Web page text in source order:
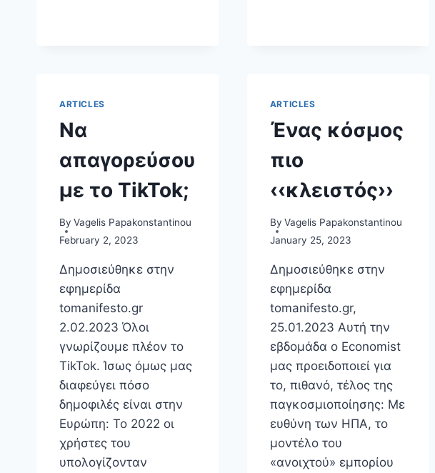
ARTICLES
Να
απαγορεύσου
με το TikTok;
By Vagelis Papakonstantinou
February 2, 2023
Δημοσιεύθηκε στην
εφημερίδα
tomanifesto.gr
2.02.2023 Όλοι
γνωρίζουμε πλέον το
TikTok. Ίσως όμως μας
διαφεύγει πόσο
δημοφιλές είναι στην
Ευρώπη: Το 2022 οι
χρήστες του
υπολογίζονταν
ARTICLES
Ένας κόσμος
πιο
‹‹κλειστός››
By Vagelis Papakonstantinou
January 25, 2023
Δημοσιεύθηκε στην
εφημερίδα
tomanifesto.gr,
25.01.2023 Αυτή την
εβδομάδα ο Economist
μας προειδοποιεί για
το, πιθανό, τέλος της
παγκοσμιοποίησης: Με
ευθύνη των ΗΠΑ, το
μοντέλο του
«ανοιχτού» εμπορίου